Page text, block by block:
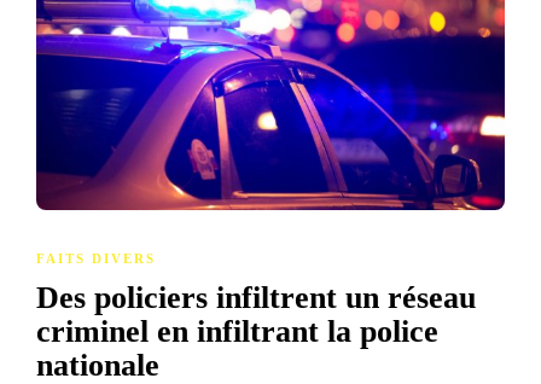
FAITS DIVERS
Des policiers infiltrent un réseau
criminel en infiltrant la police
nationale